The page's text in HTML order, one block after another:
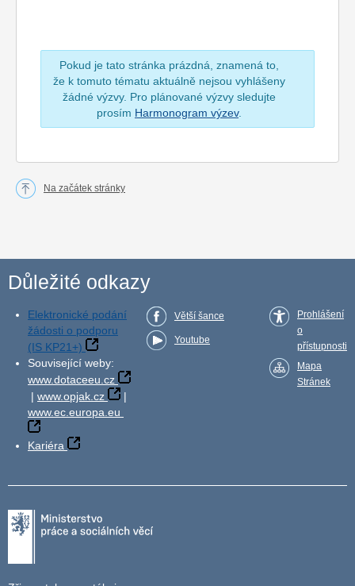
Pokud je tato stránka prázdná, znamená to,
že k tomuto tématu aktuálně nejsou vyhlášeny
žádné výzvy. Pro plánované výzvy sledujte
prosím Harmonogram výzev.
Na začátek stránky
Důležité odkazy
Elektronické podání
žádosti o podporu
(IS KP21+)
Související weby:
www.dotaceeu.cz
| www.opjak.cz
|
www.ec.europa.eu
Kariéra
Větší šance
Youtube
Prohlášení
o
přístupnosti
Mapa
Stránek